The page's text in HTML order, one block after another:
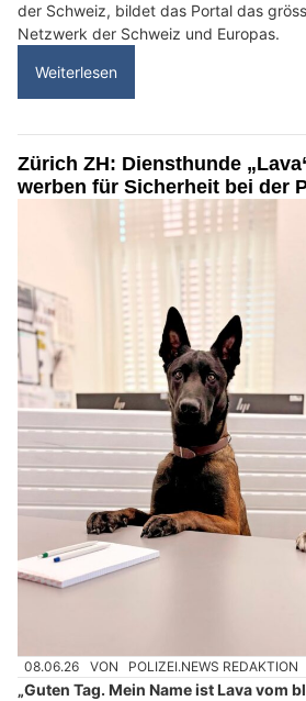
der Schweiz, bildet das Portal das
Netzwerk der Schweiz und Europas.
Weiterlesen
Zürich ZH: Diensthunde
werben für Sicherheit bei der
08.06.26 VON POLIZEI.NEWS REDAKTION
„Guten Tag. Mein Name ist Lava vom